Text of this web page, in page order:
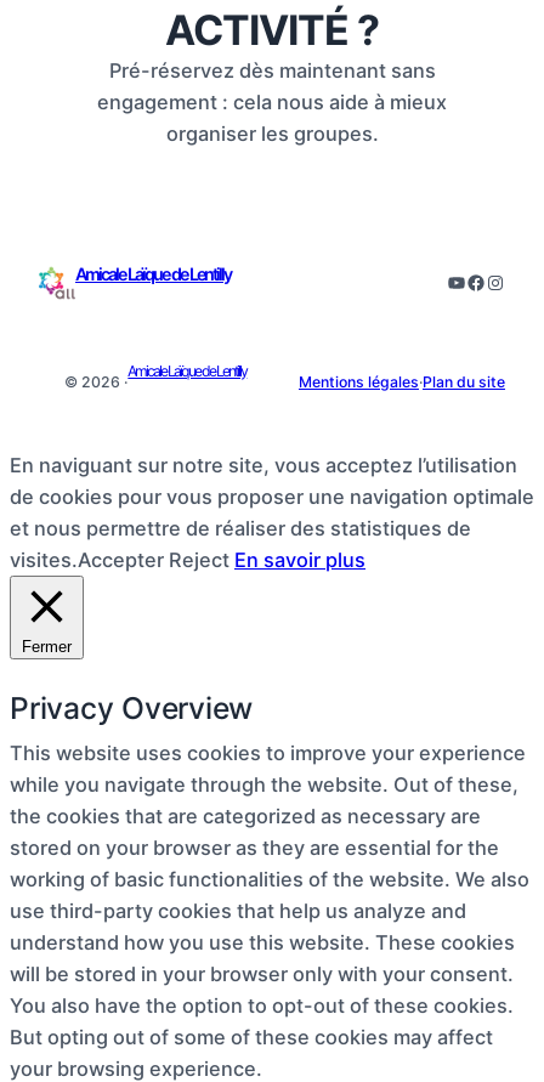
ACTIVITÉ ?
Pré-réservez dès maintenant sans
engagement : cela nous aide à mieux
organiser les groupes.
Amicale Laïque de Lentilly YouTube
© 2026 ·
Amicale Laïque de Lentilly
Mentions légales·Plan du site
En naviguant sur notre site, vous acceptez l’utilisation
de cookies pour vous proposer une navigation optimale
et nous permettre de réaliser des statistiques de
visites.Accepter Reject En savoir plus
Fermer
Privacy Overview
This website uses cookies to improve your experience
while you navigate through the website. Out of these,
the cookies that are categorized as necessary are
stored on your browser as they are essential for the
working of basic functionalities of the website. We also
use third-party cookies that help us analyze and
understand how you use this website. These cookies
will be stored in your browser only with your consent.
You also have the option to opt-out of these cookies.
But opting out of some of these cookies may affect
your browsing experience.